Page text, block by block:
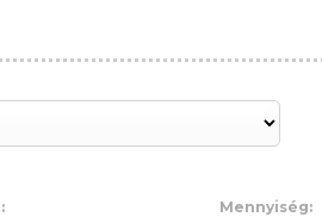
Mennyiség: